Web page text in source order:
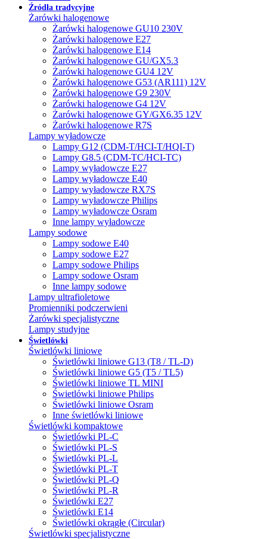
Źródła tradycyjne
Żarówki halogenowe
Żarówki halogenowe GU10 230V
Żarówki halogenowe E27
Żarówki halogenowe E14
Żarówki halogenowe GU/GX5.3
Żarówki halogenowe GU4 12V
Żarówki halogenowe G53 (AR111) 12V
Żarówki halogenowe G9 230V
Żarówki halogenowe G4 12V
Żarówki halogenowe GY/GX6.35 12V
Żarówki halogenowe R7S
Lampy wyładowcze
Lampy G12 (CDM-T/HCI-T/HQI-T)
Lampy G8.5 (CDM-TC/HCI-TC)
Lampy wyładowcze E27
Lampy wyładowcze E40
Lampy wyładowcze RX7S
Lampy wyładowcze Philips
Lampy wyładowcze Osram
Inne lampy wyładowcze
Lampy sodowe
Lampy sodowe E40
Lampy sodowe E27
Lampy sodowe Philips
Lampy sodowe Osram
Inne lampy sodowe
Lampy ultrafioletowe
Promienniki podczerwieni
Żarówki specjalistyczne
Lampy studyjne
Świetlówki
Świetlówki liniowe
Świetlówki liniowe G13 (T8 / TL-D)
Świetlówki liniowe G5 (T5 / TL5)
Świetlówki liniowe TL MINI
Świetlówki liniowe Philips
Świetlówki liniowe Osram
Inne świetlówki liniowe
Świetlówki kompaktowe
Świetlówki PL-C
Świetlówki PL-S
Świetlówki PL-L
Świetlówki PL-T
Świetlówki PL-Q
Świetlówki PL-R
Świetlówki E27
Świetlówki E14
Świetlówki okrągłe (Circular)
Świetlówki specjalistyczne